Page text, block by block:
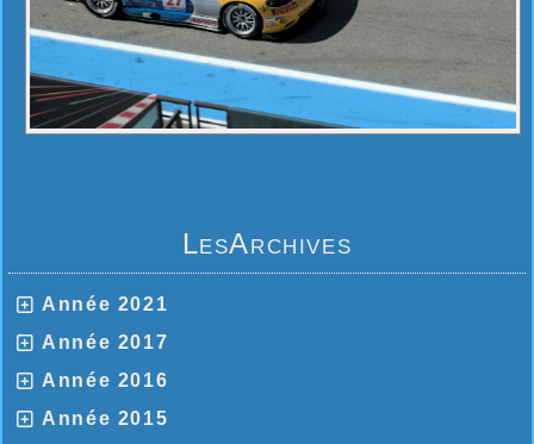
LesArchives
Année 2021
Année 2017
Année 2016
Année 2015